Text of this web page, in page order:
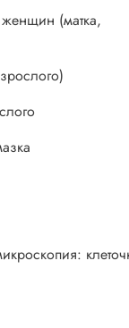
(матка,